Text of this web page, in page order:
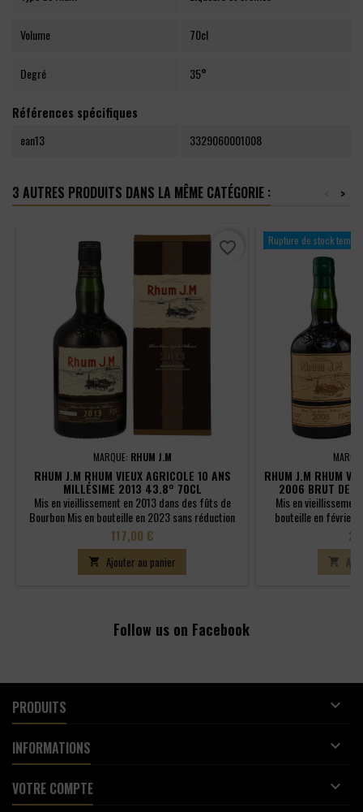
Volume 70cl
Degré 35°
Références spécifiques
ean13 3329060001008
3 AUTRES PRODUITS DANS LA MÊME CATÉGORIE : >
MARQUE: RHUM J.M
RHUM J.M RHUM VIEUX AGRICOLE 10 ANS
MILLÉSIME 2013 43.8° 70CL
Mis en vieillissement en 2013 dans des fûts de
Bourbon Mis en bouteille en 2023 sans réduction
Prix
117,00 €
 Ajouter au panier
favorite_border Rupture de stock
RHUM J.M RHUM
2006 BRUT DE
Mis en
bouteille en février
ajout

Follow us on Facebook
PRODUITS 
INFORMATIONS 
VOTRE COMPTE 